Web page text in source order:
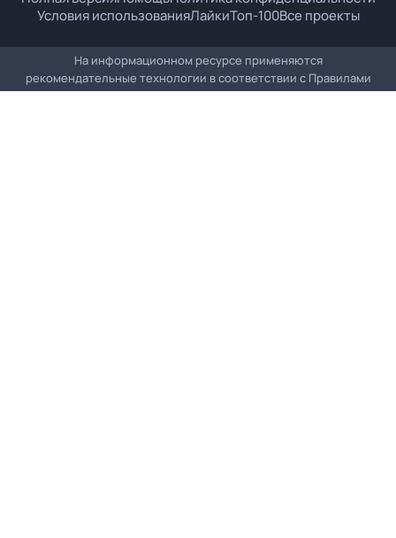
Условия использованияЛайкиТоп-100Все проекты
На информационном ресурсе применяются
рекомендательные технологии в соответствии с Правилами